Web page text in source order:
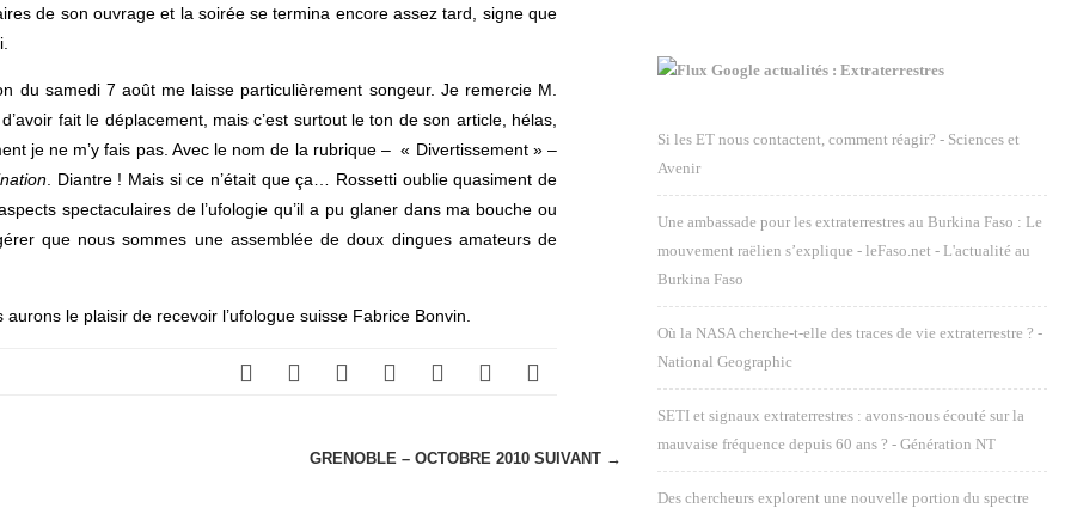
de son ouvrage et la soirée se termina encore assez tard, signe que
du samedi 7 août me laisse particulièrement songeur. Je remercie M.
fait le déplacement, mais c’est surtout le ton de son article, hélas,
je ne m’y fais pas. Avec le nom de la rubrique – « Divertissement » –
. Diantre ! Mais si ce n’était que ça… Rossetti oublie quasiment de
spectaculaires de l’ufologie qu’il a pu glaner dans ma bouche ou
que nous sommes une assemblée de doux dingues amateurs de
le plaisir de recevoir l’ufologue suisse Fabrice Bonvin.
GRENOBLE – OCTOBRE 2010 SUIVANT →
Google actualités : Extraterrestres
Si les ET nous contactent, comment réagir? - Sciences et
Avenir
Une ambassade pour les extraterrestres au Burkina Faso : Le
mouvement raëlien s’explique - leFaso.net - L'actualité au
Burkina Faso
Où la NASA cherche-t-elle des traces de vie extraterrestre ? -
National Geographic
SETI et signaux extraterrestres : avons-nous écouté sur la
mauvaise fréquence depuis 60 ans ? - Génération NT
Des chercheurs explorent une nouvelle portion du spectre